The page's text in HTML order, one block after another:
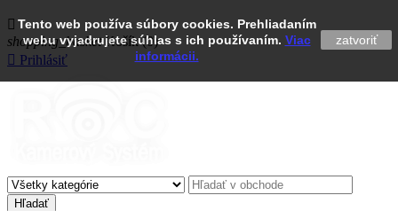
Tento web používa súbory cookies. Prehliadaním
webu vyjadrujete súhlas s ich používaním. Viac
informácii.
zatvoriť

shopping_basket Košík (0)
 Prihlásiť
Hľadať